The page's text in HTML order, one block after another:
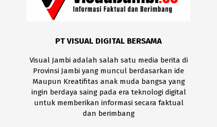
PT VISUAL DIGITAL BERSAMA
Visual Jambi adalah salah satu media berita di
Provinsi Jambi yang muncul berdasarkan ide
Maupun Kreatifitas anak muda bangsa yang
ingin berdaya saing pada era teknologi digital
untuk memberikan informasi secara faktual
dan berimbang